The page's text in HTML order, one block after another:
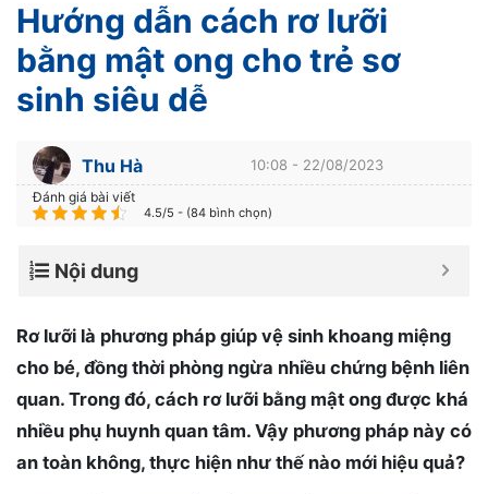
Hướng dẫn cách rơ lưỡi
bằng mật ong cho trẻ sơ
sinh siêu dễ
Thu Hà 10:08 - 22/08/2023
Đánh giá bài viết
4.5/5 - (84 bình chọn)
Nội dung
Rơ lưỡi là phương pháp giúp vệ sinh khoang miệng
cho bé, đồng thời phòng ngừa nhiều chứng bệnh liên
quan. Trong đó, cách rơ lưỡi bằng mật ong được khá
nhiều phụ huynh quan tâm. Vậy phương pháp này có
an toàn không, thực hiện như thế nào mới hiệu quả?